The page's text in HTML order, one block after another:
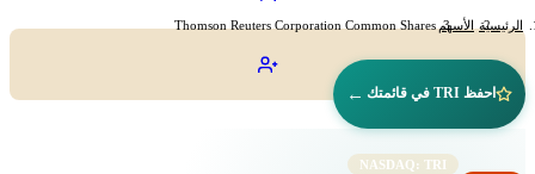
الرئيسية الأسهم Thomson Reuters Corporation Common Shares
احفظ TRI في قائمتك ←
NASDAQ: TRI